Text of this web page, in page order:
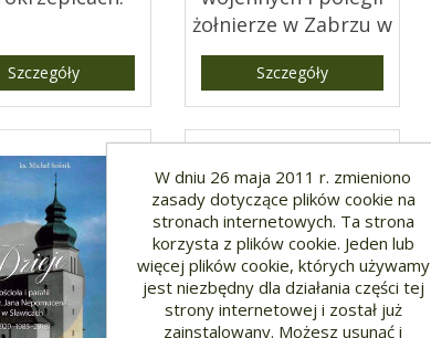
Szczegóły
żołnierze w Zabrzu w
1945 r.
Szczegóły
W dniu 26 maja 2011 r. zmieniono
zasady dotyczące plików cookie na
stronach internetowych. Ta strona
korzysta z plików cookie. Jeden lub
więcej plików cookie, których używamy
jest niezbędny dla działania części tej
strony internetowej i został już
zainstalowany. Możesz usunąć i